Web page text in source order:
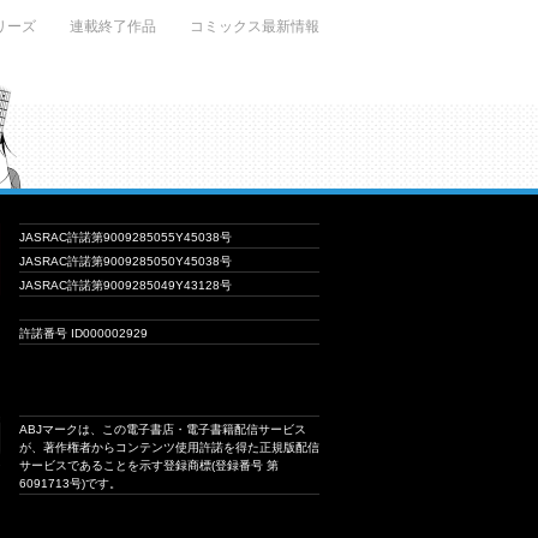
ーズ 連載終了作品 コミックス最新情報
JASRAC許諾第9009285055Y45038号
JASRAC許諾第9009285050Y45038号
JASRAC許諾第9009285049Y43128号
許諾番号 ID000002929
ABJマークは、この電子書店・電子書籍配信サービス
が、著作権者からコンテンツ使用許諾を得た正規版配信
サービスであることを示す登録商標(登録番号 第
6091713号)です。